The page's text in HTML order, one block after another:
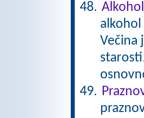
alkohol
Večina